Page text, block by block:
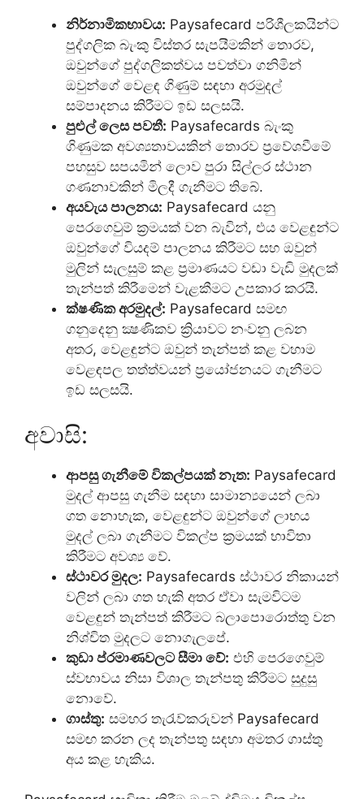
නිර්නාමිකභාවය: Paysafecard පරිශීලකයින්ට
පුද්ගලික බැංකු විස්තර සැපයීමකින් තොරව,
ඔවුන්ගේ පුද්ගලිකත්වය පවත්වා ගනිමින්
ඔවුන්ගේ වෙළඳ ගිණුම් සඳහා අරමුදල්
සම්පාදනය කිරීමට ඉඩ සලසයි.
පුළුල් ලෙස පවතී: Paysafecards බැංකු
ගිණුමක අවශ්‍යතාවයකින් තොරව ප්‍රවේශවීමේ
පහසුව සපයමින් ලොව පුරා සිල්ලර ස්ථාන
ගණනාවකින් මිලදී ගැනීමට තිබේ.
අයවැය පාලනය: Paysafecard යනු
පෙරගෙවුම් ක්‍රමයක් වන බැවින්, එය වෙළඳුන්ට
ඔවුන්ගේ වියදම් පාලනය කිරීමට සහ ඔවුන්
මුලින් සැලසුම් කළ ප්‍රමාණයට වඩා වැඩි මුදලක්
තැන්පත් කිරීමෙන් වැළකීමට උපකාර කරයි.
ක්ෂණික අරමුදල්: Paysafecard සමඟ
ගනුදෙනු ක්‍ෂණිකව ක්‍රියාවට නංවනු ලබන
අතර, වෙළඳුන්ට ඔවුන් තැන්පත් කළ වහාම
වෙළඳපල තත්ත්වයන් ප්‍රයෝජනයට ගැනීමට
ඉඩ සලසයි.
අවාසි:
ආපසු ගැනීමේ විකල්පයක් නැත: Paysafecard
මුදල් ආපසු ගැනීම සඳහා සාමාන්‍යයෙන් ලබා
ගත නොහැක, වෙළඳුන්ට ඔවුන්ගේ ලාභය
මුදල් ලබා ගැනීමට විකල්ප ක්‍රමයක් භාවිතා
කිරීමට අවශ්‍ය වේ.
ස්ථාවර මුදල: Paysafecards ස්ථාවර නිකායන්
වලින් ලබා ගත හැකි අතර ඒවා සැමවිටම
වෙළඳුන් තැන්පත් කිරීමට බලාපොරොත්තු වන
නිශ්චිත මුදලට නොගැලපේ.
කුඩා ප්රමාණවලට සීමා වේ: එහි පෙරගෙවුම්
ස්වභාවය නිසා විශාල තැන්පතු කිරීමට සුදුසු
නොවේ.
ගාස්තු: සමහර තැරැව්කරුවන් Paysafecard
සමඟ කරන ලද තැන්පතු සඳහා අමතර ගාස්තු
අය කළ හැකිය.